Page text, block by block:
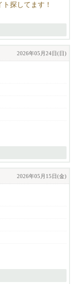
ト探してます！
2026年05月24日(日)
2026年05月15日(金)